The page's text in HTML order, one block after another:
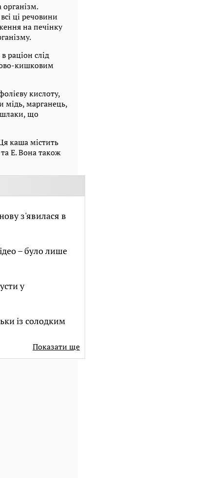
ці речовини
на печінку
раціон слід
кишковим
кислоту,
мідь, марганець,
шлаки, що
каша містить
Е. Вона також
з'явилася в
– було лише
у
із солодким
Показати ще